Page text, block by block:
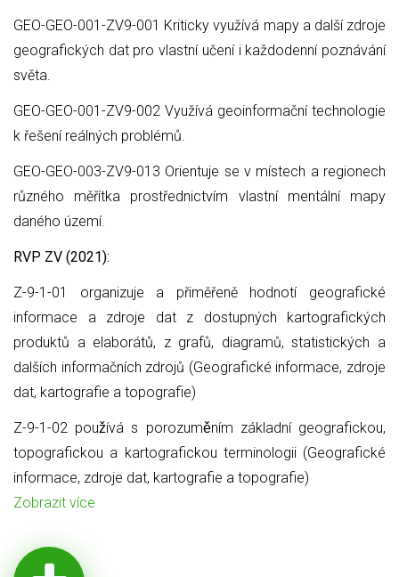
GEO-GEO-001-ZV9-001 Kriticky využívá mapy a další zdroje
geografických dat pro vlastní učení i každodenní poznávání
světa.
GEO-GEO-001-ZV9-002 Využívá geoinformační technologie
k řešení reálných problémů.
GEO-GEO-003-ZV9-013 Orientuje se v místech a regionech
různého měřítka prostřednictvím vlastní mentální mapy
daného území.
RVP ZV (2021):
Z-9-1-01 organizuje a přiměřeně hodnotí geografické
informace a zdroje dat z dostupných kartografických
produktů a elaborátů, z grafů, diagramů, statistických a
dalších informačních zdrojů (Geografické informace, zdroje
dat, kartografie a topografie)
Z-9-1-02 používá s porozuměním základní geografickou,
topografickou a kartografickou terminologii (Geografické
informace, zdroje dat, kartografie a topografie)
Zobrazit více